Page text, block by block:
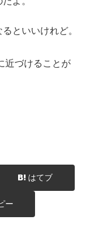
といいけれど。
近づけることが
はてブ
ー